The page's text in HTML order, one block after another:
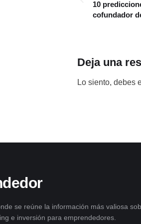
10
cofundador
Deja una
Lo siento, debes
se reúne la información más valiosa
e inversión para emprendedores.